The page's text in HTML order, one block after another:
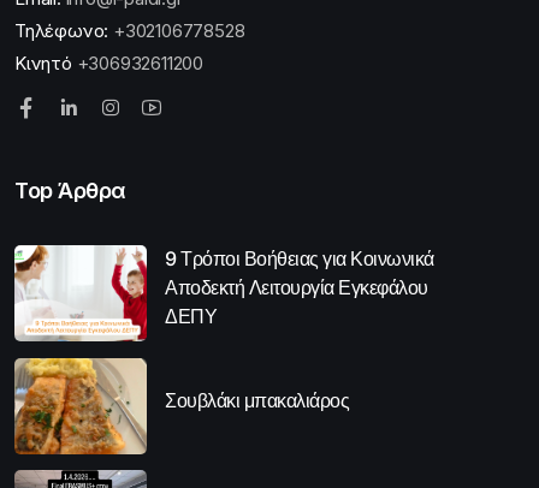
Τηλέφωνο: +302106778528
Κινητό +306932611200
Top Άρθρα
9 Τρόποι Βοήθειας για Κοινωνικά
Αποδεκτή Λειτουργία Εγκεφάλου
ΔΕΠΥ
Σουβλάκι μπακαλιάρος